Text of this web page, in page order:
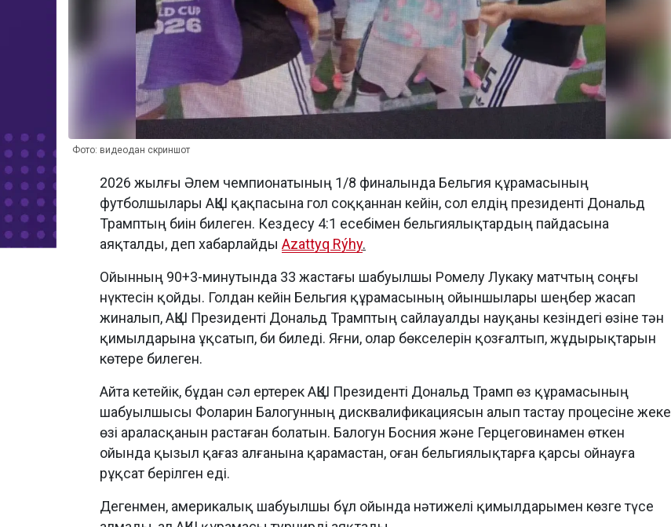
Фото: видеодан скриншот
2026 жылғы Әлем чемпионатының 1/8 финалында Бельгия құрамасының
футболшылары АҚШ қақпасына гол соққаннан кейін, сол елдің президенті Дональд
Трамптың биін билеген. Кездесу 4:1 есебімен бельгиялықтардың пайдасына
аяқталды, деп хабарлайды Azattyq Rýhy.
Ойынның 90+3-минутында 33 жастағы шабуылшы Ромелу Лукаку матчтың соңғы
нүктесін қойды. Голдан кейін Бельгия құрамасының ойыншылары шеңбер жасап
жиналып, АҚШ Президенті Дональд Трамптың сайлауалды науқаны кезіндегі өзіне тән
қимылдарына ұқсатып, би биледі. Яғни, олар бөкселерін қозғалтып, жұдырықтарын
көтере билеген.
Айта кетейік, бұдан сәл ертерек АҚШ Президенті Дональд Трамп өз құрамасының
шабуылшысы Фоларин Балогунның дисквалификациясын алып тастау процесіне жеке
өзі араласқанын растаған болатын. Балогун Босния және Герцеговинамен өткен
ойында қызыл қағаз алғанына қарамастан, оған бельгиялықтарға қарсы ойнауға
рұқсат берілген еді.
Дегенмен, америкалық шабуылшы бұл ойында нәтижелі қимылдарымен көзге түсе